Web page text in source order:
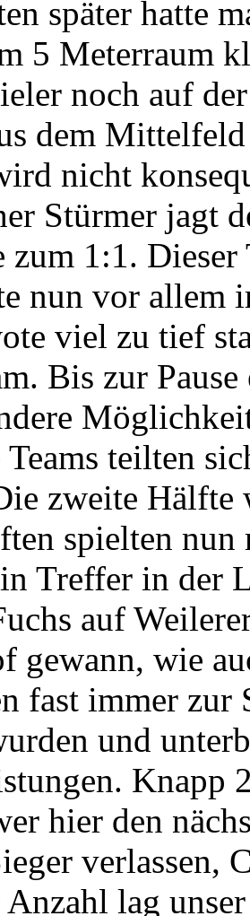
später hatte
5 Meterraum
noch auf
dem
nicht
Stürmer jagt
zum 1:1.
nun vor allem
viel zu tief
Bis zur
Teams teilten
zweite Hälfte
spielten
Treffer in der
auf
gewann, wie
fast immer
und
Knapp
hier den
verlassen,
lag